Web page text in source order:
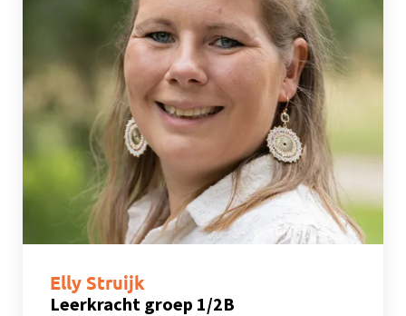
Elly Struijk
Leerkracht groep 1/2B